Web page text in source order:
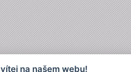
na našem webu!